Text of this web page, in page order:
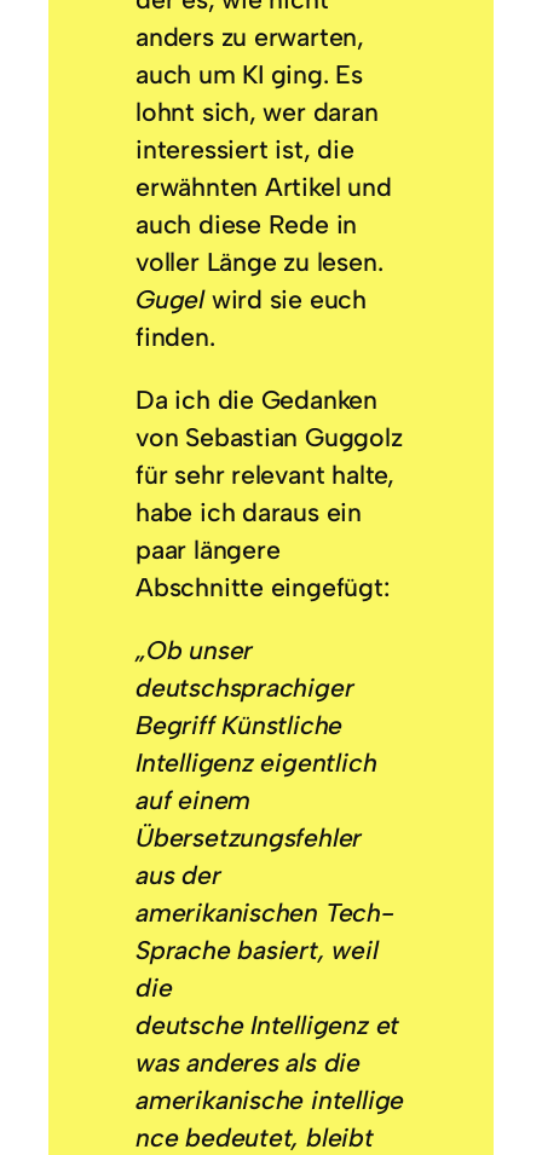
anders zu erwarten,
auch um KI ging. Es
lohnt sich, wer daran
interessiert ist, die
erwähnten Artikel und
auch diese Rede in
voller Länge zu lesen.
Gugelwird sie euch
finden.
Da ich die Gedanken
von Sebastian Guggolz
für sehr relevant halte,
habe ich daraus ein
paar längere
Abschnitte eingefügt:
„Ob unser
deutschsprachiger
BegriffKünstliche
Intelligenzeigentlich
auf einem
Übersetzungsfehler
aus der
amerikanischen Tech-
Sprache basiert, weil
die
deutscheIntelligenzet
was anderes als die
amerikanischeintellige
ncebedeutet, bleibt